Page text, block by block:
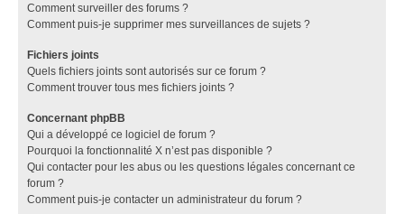
Comment surveiller des forums ?
Comment puis-je supprimer mes surveillances de sujets ?
Fichiers joints
Quels fichiers joints sont autorisés sur ce forum ?
Comment trouver tous mes fichiers joints ?
Concernant phpBB
Qui a développé ce logiciel de forum ?
Pourquoi la fonctionnalité X n’est pas disponible ?
Qui contacter pour les abus ou les questions légales concernant ce
forum ?
Comment puis-je contacter un administrateur du forum ?